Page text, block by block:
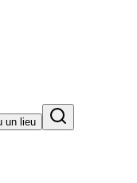
un lieu